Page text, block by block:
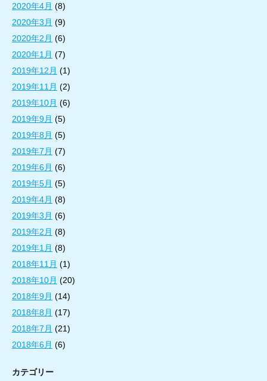
2020年4月 (8)
2020年3月 (9)
2020年2月 (6)
2020年1月 (7)
2019年12月 (1)
2019年11月 (2)
2019年10月 (6)
2019年9月 (5)
2019年8月 (5)
2019年7月 (7)
2019年6月 (6)
2019年5月 (5)
2019年4月 (8)
2019年3月 (6)
2019年2月 (8)
2019年1月 (8)
2018年11月 (1)
2018年10月 (20)
2018年9月 (14)
2018年8月 (17)
2018年7月 (21)
2018年6月 (6)
カテゴリー